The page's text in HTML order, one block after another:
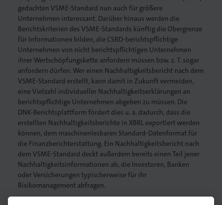
gedachten VSME-Standard nun auch für größere
Unternehmen interessant. Darüber hinaus werden die
Berichtskriterien des VSME-Standards künftig die Obergrenze
für Infor­mationen bilden, die CSRD-berichtspflichtige
Unternehmen von nicht berichts­pflichtigen Unter­neh­men
ihrer Wertschöpfungskette anfordern müssen bzw. z. T. sogar
anfordern dürfen. Wer einen Nachhaltigkeitsbericht nach dem
VSME-Standard erstellt, kann damit in Zukunft vermeiden,
eine Vielzahl individueller Nachhaltigkeitserklärungen an
berichtspflichtige Unternehmen abgeben zu müssen. Die
DNK-Berichtsplattform fördert dies u. a. dadurch, dass die
erstellten Nachhaltigkeitsberichte in XBRL exportiert werden
können, dem maschinen­lesbaren Standard-Datenformat für
die Finanzberichterstattung. Ein Nachhal­tig­keitsbericht nach
dem VSME-Standard deckt außerdem bereits einen Teil jener
Nachhaltigkeitsinformationen ab, die Investoren, Banken
oder Versicherungen typischerweise für ihr
Risikomanagement abfragen.